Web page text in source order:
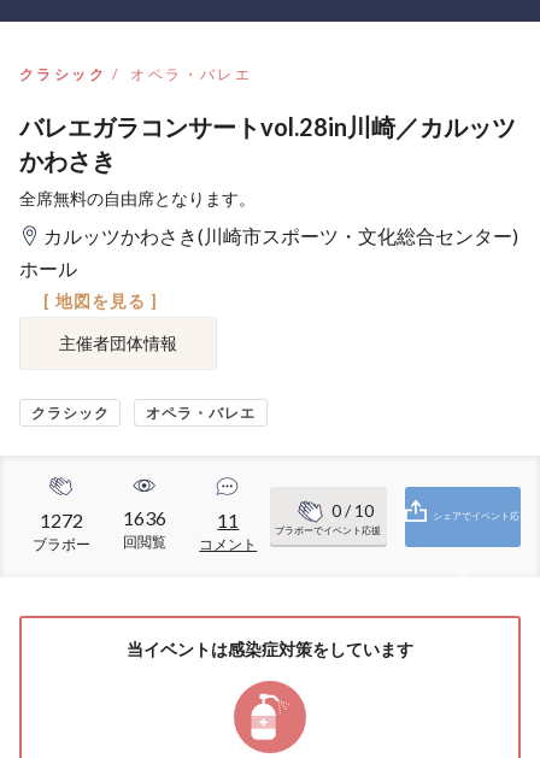
クラシック オペラ・バレエ
バレエガラコンサートvol.28in川崎／カルッツ
かわさき
全席無料の自由席となります。
カルッツかわさき(川崎市スポーツ・文化総合センター)
ホール
[ 地図を見る ]
主催者団体情報
クラシック オペラ・バレエ
1272
ブラボー
1636
回閲覧
11
コメント
0/ 10
ブラボーでイベント応援
シェアでイベント応
当イベントは感染症対策をしています